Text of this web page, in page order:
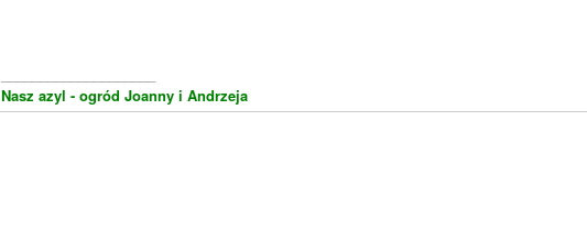
Nasz azyl - ogród Joanny i Andrzeja